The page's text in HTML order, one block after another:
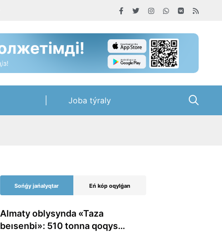
Joba týraly
Sońǵy jańalyqtar Eń kóp oqylǵan
Almaty oblysynda «Taza
beısenbi»: 510 tonna qoqys